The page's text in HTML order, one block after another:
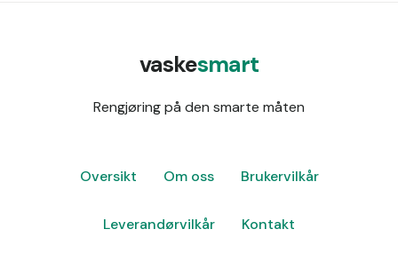
vaskesmart
Rengjøring på den smarte måten
Oversikt Om oss Brukervilkår
Leverandørvilkår Kontakt